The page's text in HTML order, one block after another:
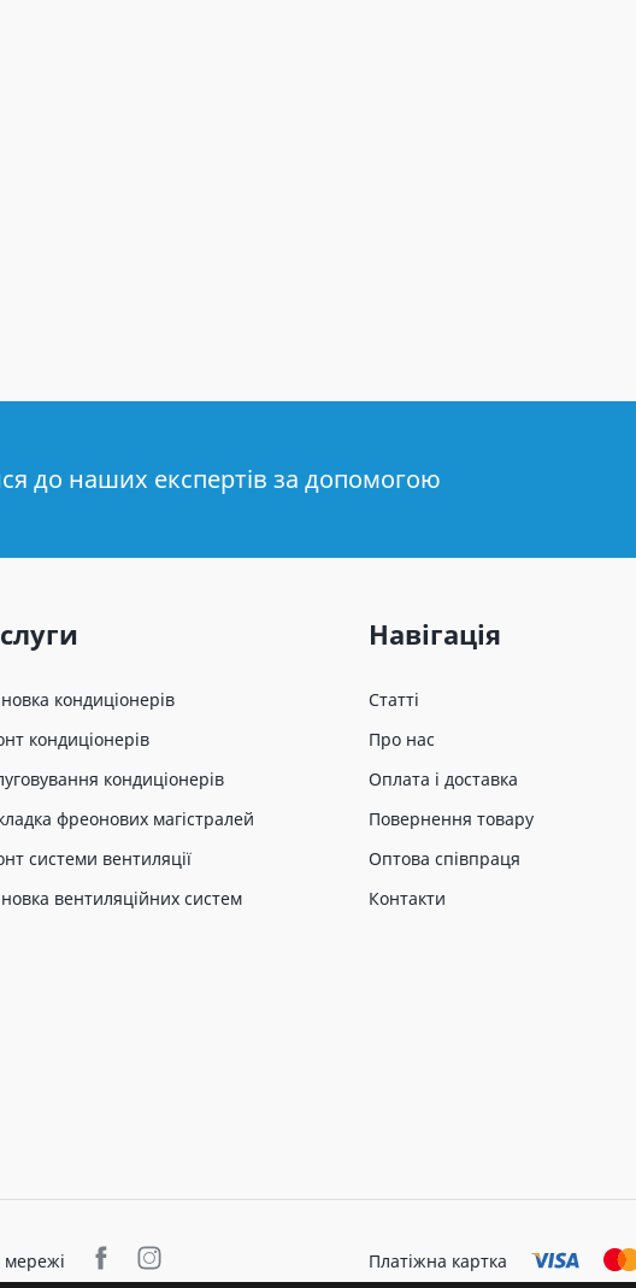
до наших експертів за допомогою
кондиціонерів
кондиціонерів
кондиціонерів
фреонових магістралей
системи вентиляції
вентиляційних систем
Навігація
Статті
Про нас
Оплата і доставка
Повернення товару
Оптова співпраця
Контакти
Платіжна картка